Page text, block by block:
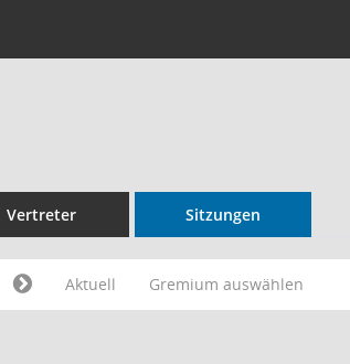
Vertreter Sitzungen
Aktuell Gremium auswählen